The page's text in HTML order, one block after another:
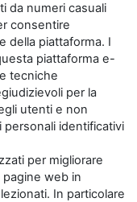
da numeri casuali
consentire
della piattaforma. I
piattaforma e-
tecniche
per la
utenti e non
identificativi
per migliorare
web in
In particolare